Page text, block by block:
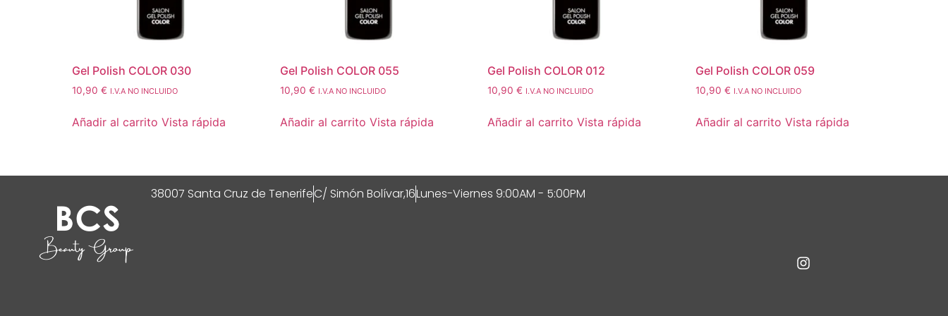
Gel Polish COLOR 030
10,90 € I.V.A NO INCLUIDO
Añadir al carrito Vista rápida
Gel Polish COLOR 055
10,90 € I.V.A NO INCLUIDO
Añadir al carrito Vista rápida
Gel Polish COLOR 012
10,90€ I.V.A NO INCLUIDO
Añadir al carrito Vista rápida
Gel Polish COLOR 059
10,90€ I.V.A NO INCLUIDO
Añadir al carrito Vista rápida
38007 Santa Cruz de TenerifeC/ Simón Bolívar,16Lunes-Viernes 9:00AM - 5:00PM